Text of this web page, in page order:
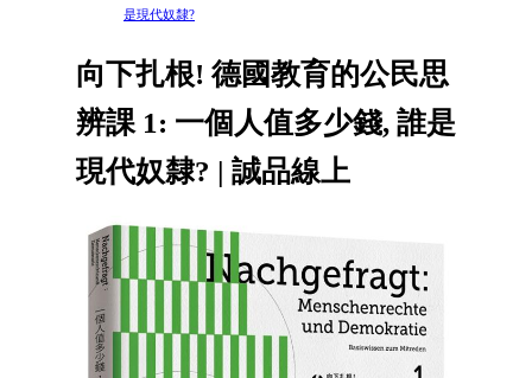
是現代奴隸?
向下扎根! 德國教育的公民思
辨課 1: 一個人值多少錢, 誰是
現代奴隸? | 誠品線上